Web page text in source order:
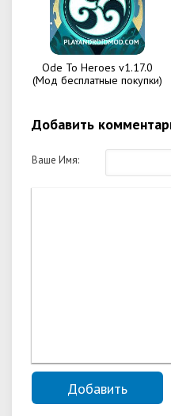
Ode To Heroes v1.17.0
(Мод бесплатные покупки)
Добавить
Ваше Имя: